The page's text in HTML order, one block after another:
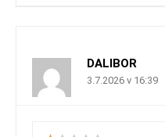
DALIBOR
3.7.2026 v 16:39